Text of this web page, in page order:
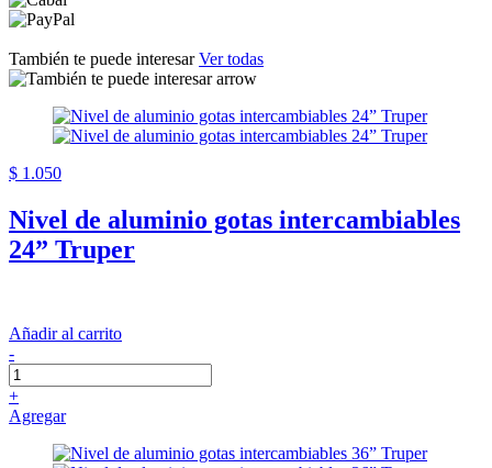
También te puede interesarVer todas
$ 1.050
Nivel de aluminio gotas intercambiables
24” Truper
Añadir al carrito
-
+
Agregar